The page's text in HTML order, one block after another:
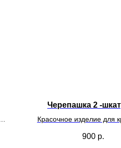
Черепашка 2 -
Красочное изделие для
900 р.